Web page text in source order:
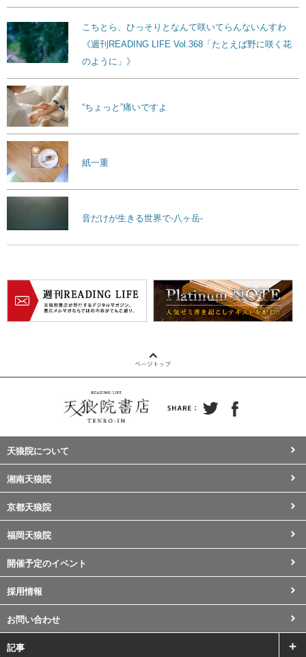
こちとら、ひっそりとなんて咲いてらんないんすわ
《週刊READING LIFE Vol.368「たとえば野に咲く花
のように」》
“ちょっと”痛いですよ
紙一重
音だけが生きる世界で-八ヶ岳-
天狼院について
湘南天狼院
京都天狼院
福岡天狼院
開催予定のイベント
採用情報
お問い合わせ
記事